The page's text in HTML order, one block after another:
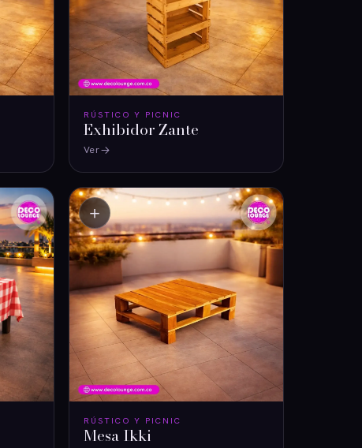
RÚSTICO Y PICNIC
Exhibidor Zante
Ver
RÚSTICO Y PICNIC
Mesa Ikki
＋